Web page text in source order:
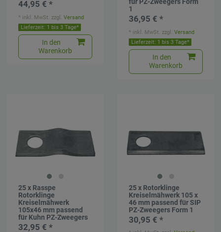
44,95 € *
Lieferzeit: 1 bis 3 Tage*
In den
Warenkorb
* inkl. MwSt. zzgl.Versand
1
36,95 € *
Lieferzeit: 1 bis 3 Tage*
In den
Warenkorb
* inkl. MwSt. zzgl.Versand
25 x Rasspe
Rotorklinge
Kreiselmähwerk
105x46 mm passend
für Kuhn PZ-Zweegers
32,95 € *
25 x Rotorklinge
Kreiselmähwerk 105 x
46 mm passend für SIP
PZ-Zweegers Form 1
30,95 € *